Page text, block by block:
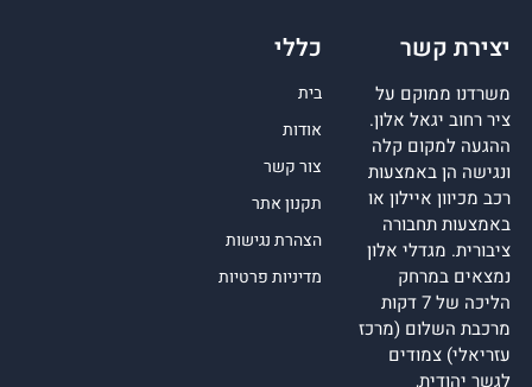
יצירת קשר
משרדנו ממוקם על
ציר רחוב יגאל אלון.
ההגעה למקום קלה
ונגישה הן באמצעות
רכב מכיוון איילון או
באמצעות תחבורה
ציבורית. מגדלי אלון
נמצאים במרחק
הליכה של 7 דקות
מרכבת השלום (מרכז
עזריאלי) צמודים
לגשר יהודית,
כללי
בית
אודות
צור קשר
תקנון אתר
הצהרת נגישות
מדיניות פרטיות